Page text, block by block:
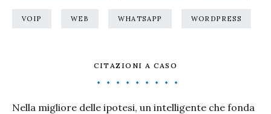
VOIP WEB WHATSAPP WORDPRESS
CITAZIONI A CASO
Nella migliore delle ipotesi, un intelligente che fonda